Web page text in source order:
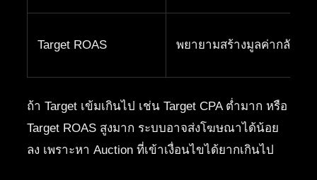
Target ROAS พยายามสร้างมูลค่ากลับมา
ถ้า Target เข้มเกินไป เช่น Target CPA ต่ำมาก หรือ
Target ROAS สูงมาก ระบบอาจส่งโฆษณาได้น้อย
ลง เพราะหา Auction ที่เข้าเงื่อนไขได้ยากเกินไป